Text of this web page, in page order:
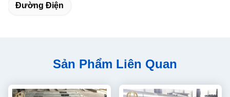
Đường Điện
Sản Phẩm Liên Quan